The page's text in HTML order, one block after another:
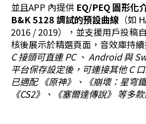
並且APP 內提供 EQ/PEQ 圖形化
B&K 5128 調試的預設曲線 （如
2016 / 2019），並支援用戶投稿
核後展示於精選頁面，音效庫持續
C 接頭可直連 PC 、 Android 與
平台保存設定後，可連接其他 C
已適配 《原神》、《崩壞：星穹
《CS2》、《塞爾達傳說》 等多